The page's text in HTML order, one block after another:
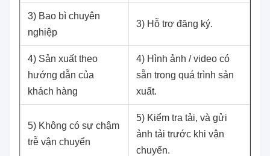
3) Bao bì chuyên
nghiệp
3) Hỗ trợ đăng ký.
4) Sản xuất theo
hướng dẫn của
khách hàng
4) Hình ảnh / video có
sẵn trong quá trình sản
xuất.
5) Không có sự chậm
trễ vận chuyển
5) Kiểm tra tải, và gửi
ảnh tải trước khi vận
chuyển.